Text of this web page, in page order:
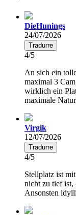
DieHunings
24/07/2026
Tradurre
4/5
An sich ein
maximal 3
wirklich ein
maximale
Virgik
12/07/2026
Tradurre
4/5
Stellplatz ist
nicht zu tief ist,
Ansonsten